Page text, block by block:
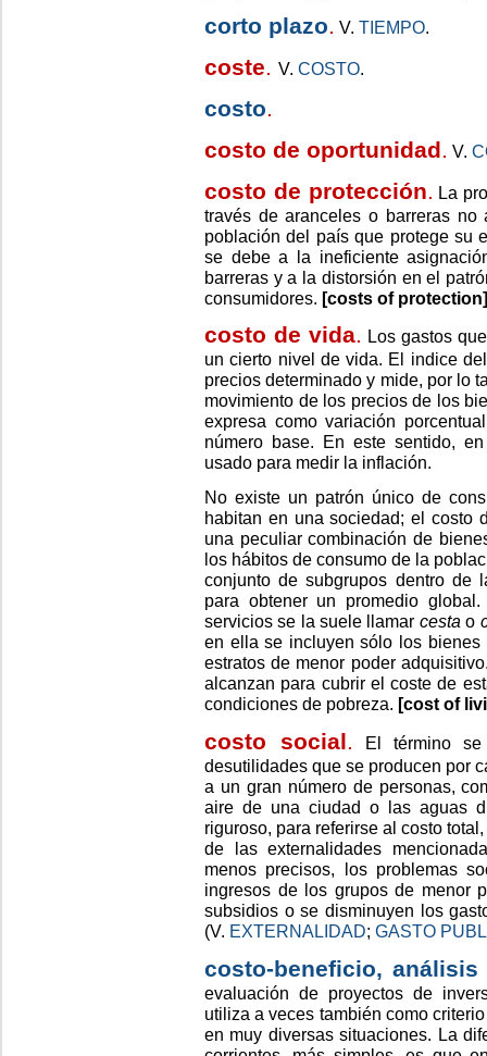
corto plazo. V. TIEMPO.
coste. V. COSTO.
costo.
costo de oportunidad. V.
costo de protección. La
través de aranceles o barreras
población del país que protege su
se debe a la ineficiente
barreras y a la distorsión en el
consumidores. [costs of protection]
costo de vida. Los gastos
un cierto nivel de vida. El indice
precios determinado y mide, por lo
movimiento de los precios de los
expresa como variación
número base. En este sentido,
usado para medir la inflación.
No existe un patrón único de
habitan en una sociedad; el costo
una peculiar combinación de
los hábitos de consumo de la
conjunto de subgrupos dentro de
para obtener un promedio
servicios se la suele llamar cesta o
en ella se incluyen sólo los
estratos de menor poder
alcanzan para cubrir el coste de
condiciones de pobreza. [cost of
costo social.
El término
desutilidades que se producen por
a un gran número de personas,
aire de una ciudad o las aguas
riguroso, para referirse al costo
de las externalidades
menos precisos, los problemas
ingresos de los grupos de menor
subsidios o se disminuyen los
(V. EXTERNALIDAD; GASTO
costo-beneficio, análisis
evaluación de proyectos de
utiliza a veces también como
en muy diversas situaciones. La